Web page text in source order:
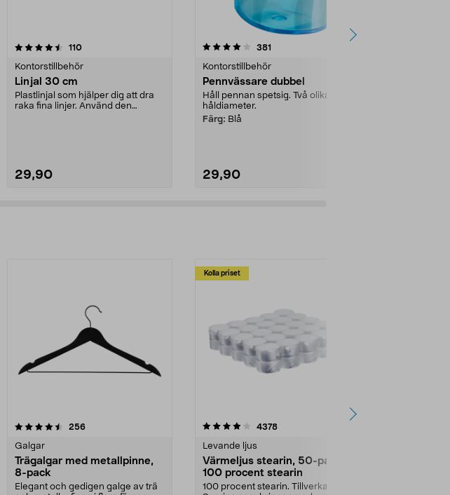
110recensioner
Kontorstillbehör
Linjal 30 cm
Plastlinjal som hjälper dig att dra
raka fina linjer. Använd den
29,90
4.0 av 5 stjärnor 381
Kontorstillbehör
Pennvässare dubbel
Håll pennan spetsig. Två olika
håldiameter.
Färg: Blå
29,90
4.5 av 5 stjärnor
256recensioner
Galgar
Trägalgar med metallpinne,
8-pack
Elegant och gedigen galge av trä
Kolla priset
4.0av 5 stjärnor 4378recensioner
Levande ljus
Värmeljus stearin, 50-pack,
100 procent stearin
100 procent stearin. Tillverkade i
4.5av 5 stjärnor